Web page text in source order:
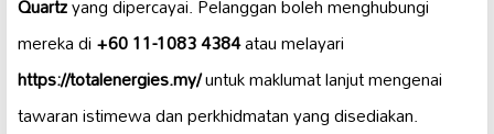
mereka di+60 11-1083 4384atau melayari
https://totalenergies.my/untuk maklumat lanjut mengenai
tawaran istimewa dan perkhidmatan yang disediakan.